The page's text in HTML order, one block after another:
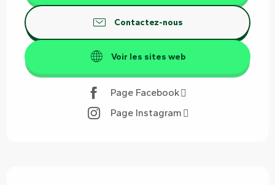
Contactez-nous
Voir les sites web
Page Facebook
Page Instagram